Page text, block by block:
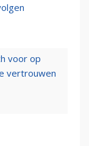
voor op
vertrouwen